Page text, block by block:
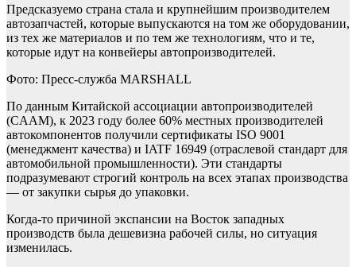
Предсказуемо страна стала и крупнейшим производителем
автозапчастей, которые выпускаются на том же оборудовании,
из тех же материалов и по тем же технологиям, что и те,
которые идут на конвейеры автопроизводителей.
Фото: Пресс-служба MARSHALL
По данным Китайской ассоциации автопроизводителей
(CAAM), к 2023 году более 60% местных производителей
автокомпонентов получили сертификаты ISO 9001
(менеджмент качества) и IATF 16949 (отраслевой стандарт для
автомобильной промышленности). Эти стандарты
подразумевают строгий контроль на всех этапах производства
— от закупки сырья до упаковки.
Когда-то причиной экспансии на Восток западных
производств была дешевизна рабочей силы, но ситуация
изменилась.